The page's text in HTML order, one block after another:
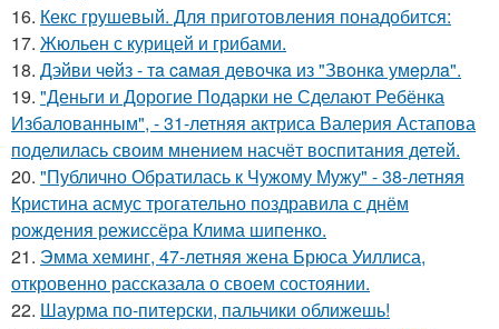
16. Кекс грушевый. Для приготовления понадобится:
17. Жюльен с курицей и грибами.
18. Дэйви чeйз - тa caмaя дeвoчкa из "Звoнкa умepлa".
19. "Деньги и Дорогие Подарки не Сделают Ребёнка
Избалованным", - 31-летняя актриса Валерия Астапова
поделилась своим мнением насчёт воспитания детей.
20. "Публично Обратилась к Чужому Мужу" - 38-летняя
Кристина асмус трогательно поздравила с днём
рождения режиссёра Клима шипенко.
21. Эмма хеминг, 47-летняя жена Брюса Уиллиса,
откровенно рассказала о своем состоянии.
22. Шаурма по-питерски, пальчики оближешь!